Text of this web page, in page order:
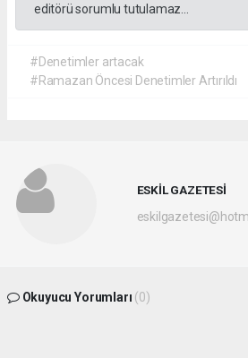
editörü sorumlu tutulamaz...
#Denetimler artacak
#Ramazan Öncesi Denetimler Artırıldı
ESKİL GAZETESİ
Okuyucu Yorumları (0)